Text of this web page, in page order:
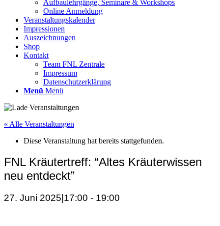
Aufbaulehrgänge, Seminare & Workshops
Online Anmeldung
Veranstaltungskalender
Impressionen
Auszeichnungen
Shop
Kontakt
Team FNL Zentrale
Impressum
Datenschutzerklärung
Menü Menü
« Alle Veranstaltungen
Diese Veranstaltung hat bereits stattgefunden.
FNL Kräutertreff: “Altes Kräuterwissen
neu entdeckt”
27. Juni 2025|17:00 - 19:00